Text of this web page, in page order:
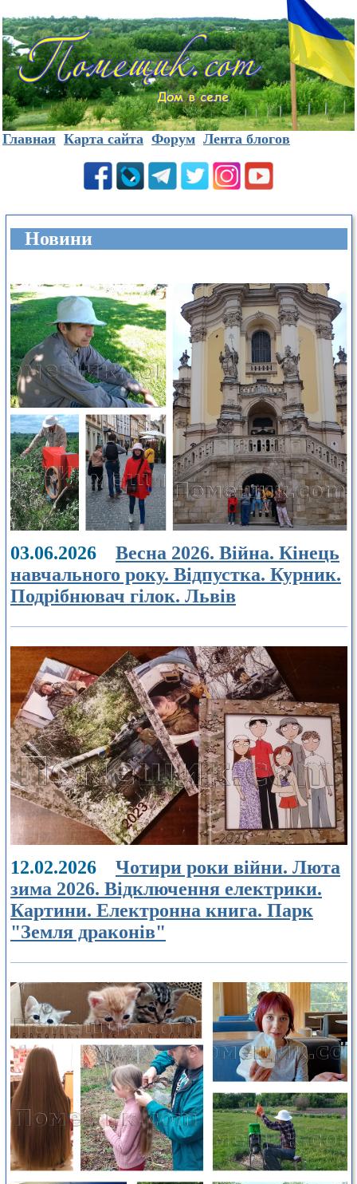
Главная Карта сайта Форум Лента блогов
Новини
03.06.2026 Весна 2026. Війна. Кінець
навчального року. Відпустка. Курник.
Подрібнювач гілок. Львів
12.02.2026 Чотири роки війни. Люта
зима 2026. Відключення електрики.
Картини. Електронна книга. Парк
"Земля драконів"